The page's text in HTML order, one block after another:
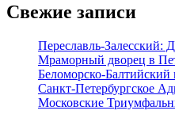
Свежие записи
Переславль-Залесский:
Мраморный дворец в
Беломорско-Балтийский
Санкт-Петербургское
Московские